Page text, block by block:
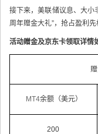
接下来，美联储议息、大小
周年赠金大礼”，抢占盈利先
活动赠金及京东卡领取详情
MT4余额（美元）
200